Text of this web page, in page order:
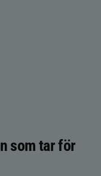
som tar för